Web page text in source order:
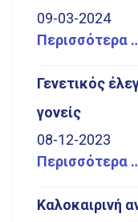
09-03-2024
Περισσότερα
Γενετικός
γονείς
08-12-2023
Περισσότερα
Καλοκαιρινή